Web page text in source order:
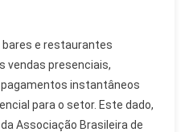
bares e restaurantes
vendas presenciais,
instantâneos
para o setor. Este dado,
Associação Brasileira de